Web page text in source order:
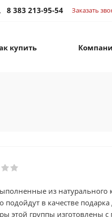
8 383 213-95-54 Заказать
купить
из натурального
подойдут в качестве
этой группы изготовлены